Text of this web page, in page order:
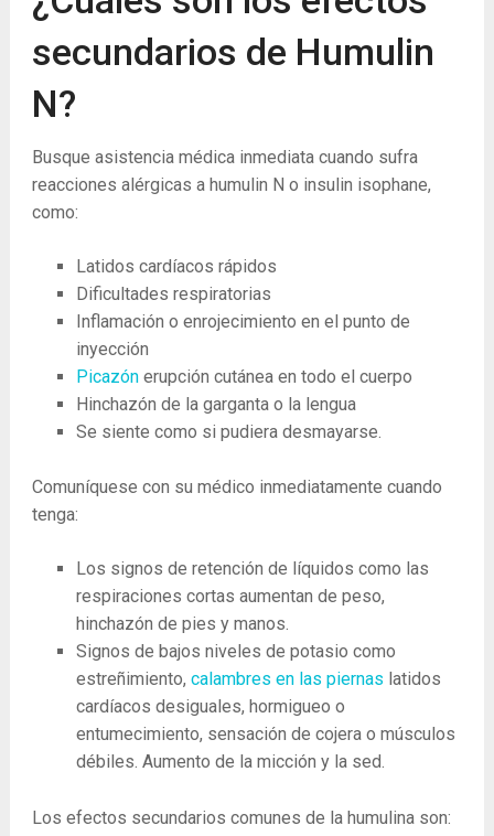
secundarios de Humulin
N?
Busque asistencia médica inmediata cuando sufra
reacciones alérgicas a humulin N o insulin isophane,
como:
Latidos cardíacos rápidos
Dificultades respiratorias
Inflamación o enrojecimiento en el punto de
inyección
Picazón erupción cutánea en todo el cuerpo
Hinchazón de la garganta o la lengua
Se siente como si pudiera desmayarse.
Comuníquese con su médico inmediatamente cuando
tenga:
Los signos de retención de líquidos como las
respiraciones cortas aumentan de peso,
hinchazón de pies y manos.
Signos de bajos niveles de potasio como
estreñimiento, calambres en las piernas latidos
cardíacos desiguales, hormigueo o
entumecimiento, sensación de cojera o músculos
débiles. Aumento de la micción y la sed.
Los efectos secundarios comunes de la humulina son: